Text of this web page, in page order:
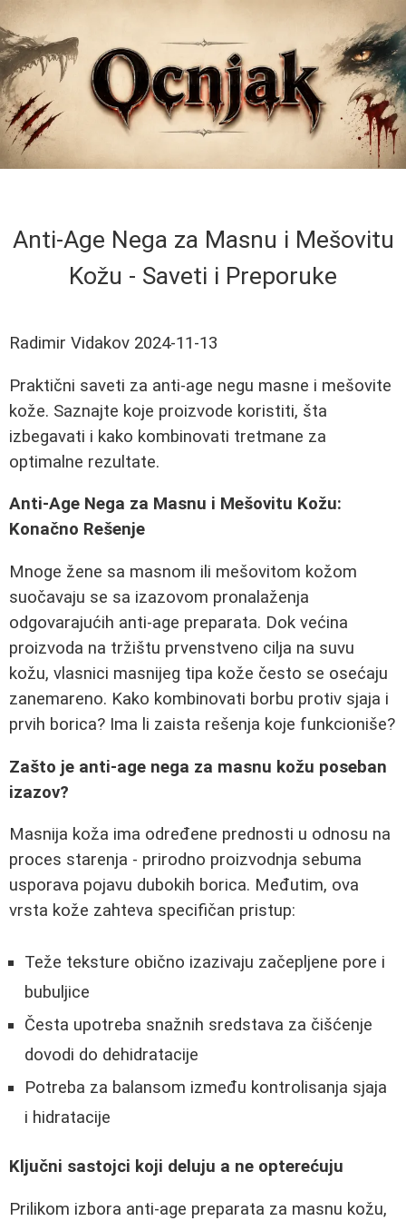
Anti-Age Nega za Masnu i Mešovitu
Kožu - Saveti i Preporuke
Radimir Vidakov 2024-11-13
Praktični saveti za anti-age negu masne i mešovite
kože. Saznajte koje proizvode koristiti, šta
izbegavati i kako kombinovati tretmane za
optimalne rezultate.
Anti-Age Nega za Masnu i Mešovitu Kožu:
Konačno Rešenje
Mnoge žene sa masnom ili mešovitom kožom
suočavaju se sa izazovom pronalaženja
odgovarajućih anti-age preparata. Dok većina
proizvoda na tržištu prvenstveno cilja na suvu
kožu, vlasnici masnijeg tipa kože često se osećaju
zanemareno. Kako kombinovati borbu protiv sjaja i
prvih borica? Ima li zaista rešenja koje funkcioniše?
Zašto je anti-age nega za masnu kožu poseban
izazov?
Masnija koža ima određene prednosti u odnosu na
proces starenja - prirodno proizvodnja sebuma
usporava pojavu dubokih borica. Međutim, ova
vrsta kože zahteva specifičan pristup:
Teže teksture obično izazivaju začepljene pore i
bubuljice
Česta upotreba snažnih sredstava za čišćenje
dovodi do dehidratacije
Potreba za balansom između kontrolisanja sjaja
i hidratacije
Ključni sastojci koji deluju a ne opterećuju
Prilikom izbora anti-age preparata za masnu kožu,